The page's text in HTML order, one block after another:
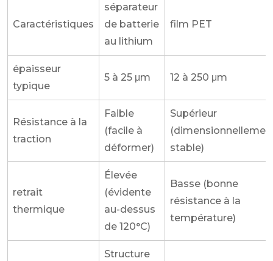
Caractéristiques
séparateur
de batterie
au lithium
film PET
épaisseur
typique
5 à 25 μm 12 à 250 μm
Résistance à la
traction
Faible
(facile à
déformer)
Supérieur
stable)
retrait
thermique
Élevée
(évidente
au-dessus
de 120°C)
Basse (bonne
résistance à la
température)
Structure